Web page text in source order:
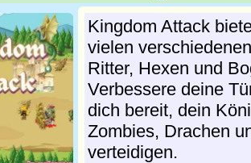
Kingdom Attack
vielen
Ritter, Hexen und
Verbessere deine
dich bereit, dein
Zombies, Drachen
verteidigen.